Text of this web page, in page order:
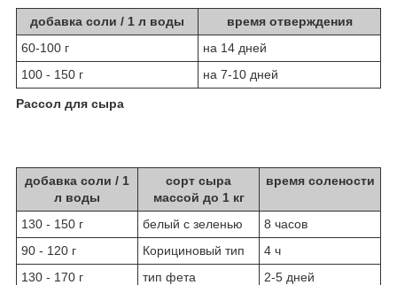
добавка соли / 1 л воды
время отверждения
60-100 г
на 14 дней
100 - 150 г
на 7-10 дней
Рассол для сыра
добавка соли / 1
л воды
сорт сыра
массой до 1 кг
время солености
130 - 150 г белый с зеленью
8 часов
90 - 120 г
Корициновый тип
4 ч
130 - 170 г
тип фета 2-5 дней